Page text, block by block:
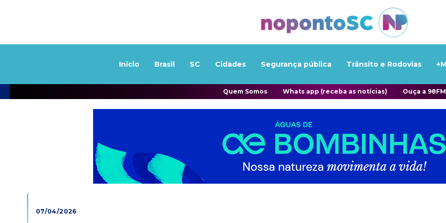
Início Brasil SC Cidades Segurança pública Trânsito e Rodovias
Quem Somos Whats app (receba as notícias) Ouça a 98FM
07/04/2026